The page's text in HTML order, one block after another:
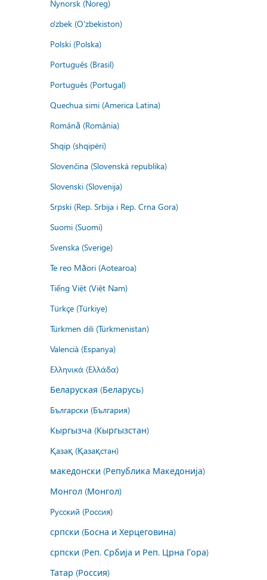
Nynorsk (Noreg)
o'zbek (O'zbekiston)
Polski (Polska)
Português (Brasil)
Português (Portugal)
Quechua simi (America Latina)
Română (România)
Shqip (shqipëri)
Slovenčina (Slovenská republika)
Slovenski (Slovenija)
Srpski (Rep. Srbija i Rep. Crna Gora)
Suomi (Suomi)
Svenska (Sverige)
Te reo Māori (Aotearoa)
Tiếng Việt (Việt Nam)
Türkçe (Türkiye)
Türkmen dili (Türkmenistan)
Valencià (Espanya)
Ελληνικά (Ελλάδα)
Беларуская (Беларусь)
Български (България)
Кыргызча (Кыргызстан)
Қазақ (Қазақстан)
македонски (Република Македонија)
Монгол (Монгол)
Русский (Россия)
српски (Босна и Херцеговина)
српски (Реп. Србија и Реп. Црна Гора)
Татар (Россия)